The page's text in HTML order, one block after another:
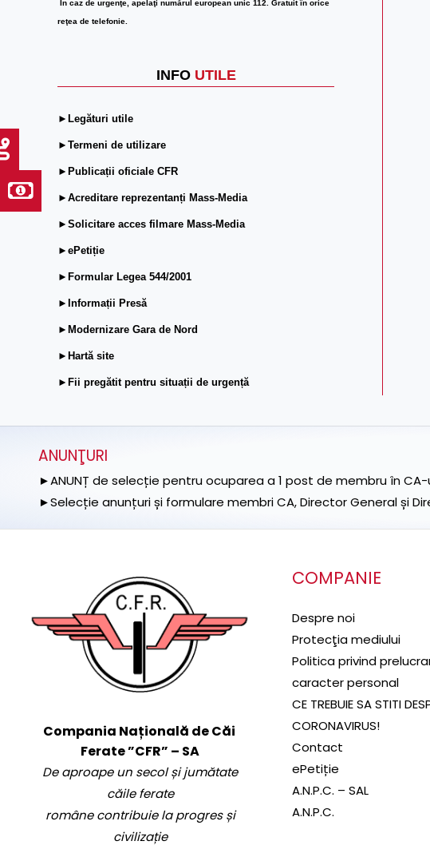
În caz de urgenţe, apelaţi numărul european unic 112. Gratuit în orice
reţea de telefonie.
INFO UTILE
►Legături utile
►Termeni de utilizare
►Publicații oficiale CFR
►Acreditare reprezentanți Mass-Media
►Solicitare acces filmare Mass-Media
►ePetiție
►Formular Legea 544/2001
►Informații Presă
►Modernizare Gara de Nord
►Hartă site
►Fii pregătit pentru situații de urgență
ANUNŢURI
►ANUNȚ de selecție pentru ocuparea a 1 post de membru în CA-ul
►Selecție anunțuri și formulare membri CA, Director General și
Compania Națională de Căi
Ferate ”CFR” – SA
De aproape un secol și jumătate
căile ferate
române contribuie la progres și
civilizație
COMPANIE
Despre noi
Protecţia mediului
Politica privind
caracter personal
CE TREBUIE SA STITI
CORONAVIRUS!
Contact
ePetiție
A.N.P.C. – SAL
A.N.P.C.